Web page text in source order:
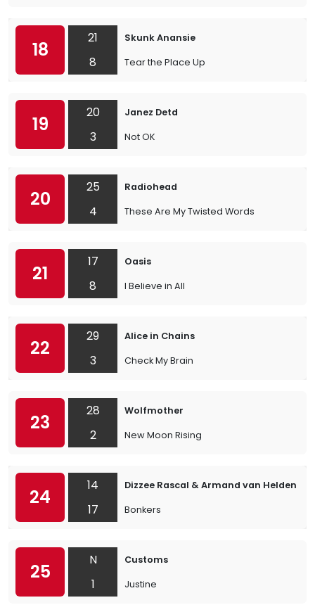
18
21
8
Skunk Anansie
Tear the Place Up
19
20
3
Janez Detd
Not OK
20
25
4
Radiohead
These Are My Twisted Words
21
17
8
Oasis
I Believe in All
22
29
3
Alice in Chains
Check My Brain
23
28
2
Wolfmother
New Moon Rising
24
14
17
Dizzee Rascal & Armand van Helden
Bonkers
25
N
1
Customs
Justine